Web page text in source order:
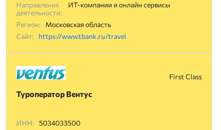
Направления
деятельности:
ИТ-компании и онлайн сервисы
Регион:
Московская область
Сайт:
https://www.tbank.ru/travel
First Class
Туроператор Вентус
ИНН: 5034033500